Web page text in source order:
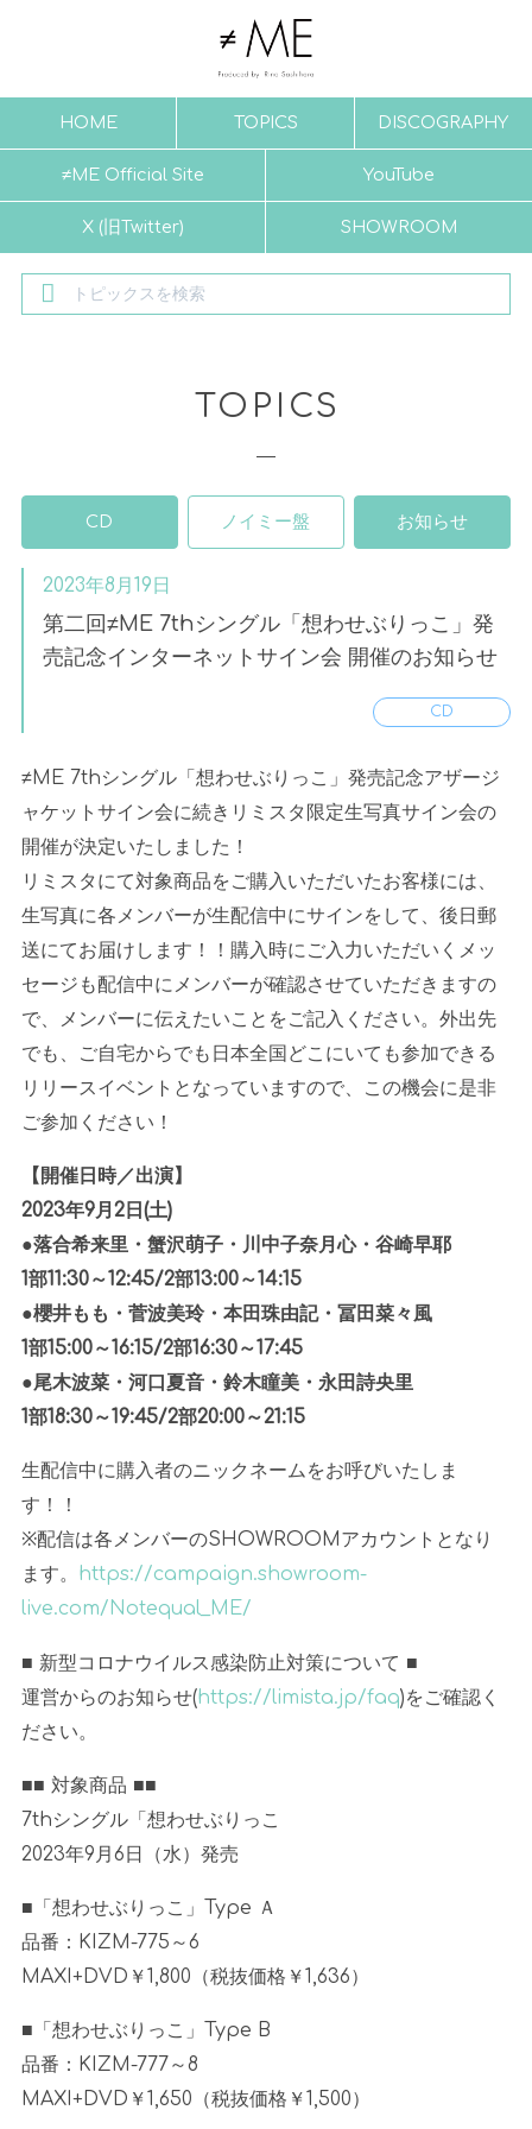
HOME TOPICS DISCOGRAPHY
≠ME Official Site YouTube
X (旧Twitter) SHOWROOM
TOPICS
CD ノイミー盤 お知らせ
2023年8月19日
第二回≠ME 7thシングル「想わせぶりっこ」発
売記念インターネットサイン会 開催のお知らせ
CD
≠ME 7thシングル「想わせぶりっこ」発売記念アザージ
ャケットサイン会に続きリミスタ限定生写真サイン会の
開催が決定いたしました！
リミスタにて対象商品をご購入いただいたお客様には、
生写真に各メンバーが生配信中にサインをして、後日郵
送にてお届けします！！ 購入時にご入力いただいくメッ
セージも配信中にメンバーが確認させていただきますの
で、メンバーに伝えたいことをご記入ください。 外出先
でも、ご自宅からでも日本全国どこにいても参加できる
リリースイベントとなっていますので、この機会に是非
ご参加ください！
【開催日時／出演】
2023年9月 2日 (土)
●落合希来里・蟹沢萌子・川中子奈月心・谷崎早耶
1部11:30～12:45/2部13:00～14:15
●櫻井もも・菅波美玲・本田珠由記・冨田菜々風
1部15:00～16:15/2部16:30～17:45
●尾木波菜・河口夏音・鈴木瞳美・永田詩央里
1部18:30～19:45/2部20:00～21:15
生配信中に購入者のニックネームをお呼びいたしま
す！！
※配信は各メンバーのSHOWROOMアカウントとなり
ます。 https://campaign.showroom-
live.com/Notequal_ME/
■ 新型コロナウイルス感染防止対策について ■
運営からのお知らせ(https://limista.jp/faq)をご確認く
ださい。
■■ 対象商品 ■■
7thシングル「想わせぶりっこ
2023年9月6日（水）発売
■「想わせぶりっこ」Type Ａ
品番：KIZM-775～6
MAXI+DVD ￥1,800（税抜価格￥1,636）
■「想わせぶりっこ」Type B
品番：KIZM-777～8
MAXI+DVD ￥1,650（税抜価格￥1,500）